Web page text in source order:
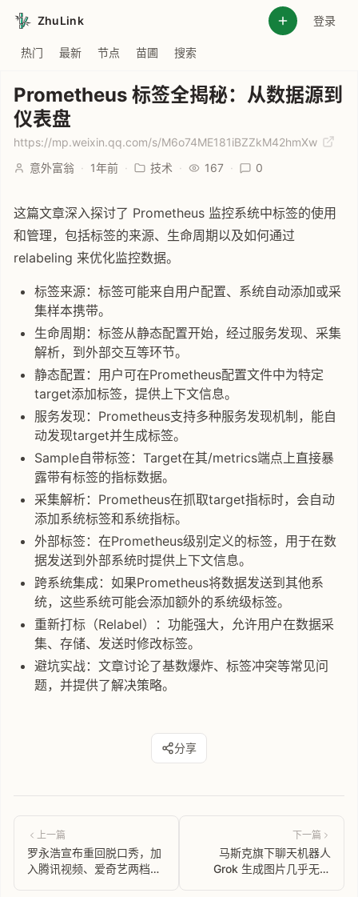
ZhuLink 登录
热门 最新 节点 苗圃 搜索
Prometheus 标签全揭秘：从数据源到
仪表盘
https://mp.weixin.qq.com/s/M6o74ME181iBZZkM42hmXw
意外富翁 · 1年前 · 技术 · 167 · 0
这篇文章深入探讨了 Prometheus 监控系统中标签的使用
和管理，包括标签的来源、生命周期以及如何通过
relabeling 来优化监控数据。
标签来源：标签可能来自用户配置、系统自动添加或采
集样本携带。
生命周期：标签从静态配置开始，经过服务发现、采集
解析，到外部交互等环节。
静态配置：用户可在Prometheus配置文件中为特定
target添加标签，提供上下文信息。
服务发现：Prometheus支持多种服务发现机制，能自
动发现target并生成标签。
Sample自带标签：Target在其/metrics端点上直接暴
露带有标签的指标数据。
采集解析：Prometheus在抓取target指标时，会自动
添加系统标签和系统指标。
外部标签：在Prometheus级别定义的标签，用于在数
据发送到外部系统时提供上下文信息。
跨系统集成：如果Prometheus将数据发送到其他系
统，这些系统可能会添加额外的系统级标签。
重新打标（Relabel）：功能强大，允许用户在数据采
集、存储、发送时修改标签。
避坑实战：文章讨论了基数爆炸、标签冲突等常见问
题，并提供了解决策略。
分享
上一篇
罗永浩宣布重回脱口秀，加
入腾讯视频、爱奇艺两档节
下一篇
马斯克旗下聊天机器人
Grok 生成图片几乎无限